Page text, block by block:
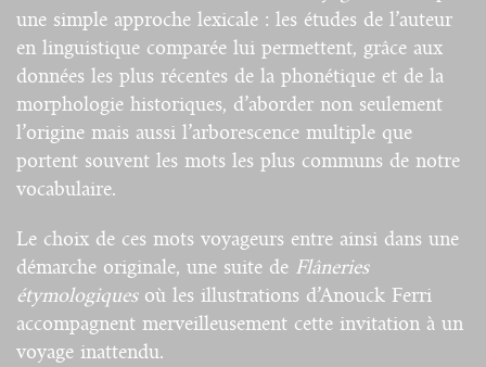
une simple approche lexicale : les études de l’auteur
en linguistique comparée lui permettent, grâce aux
données les plus récentes de la phonétique et de la
morphologie historiques, d’aborder non seulement
l’origine mais aussi l’arborescence multiple que
portent souvent les mots les plus communs de notre
vocabulaire.
Le choix de ces mots voyageurs entre ainsi dans une
démarche originale, une suite de Flâneries
étymologiquesoù les illustrations d’Anouck Ferri
accompagnent merveilleusement cette invitation à un
voyage inattendu.